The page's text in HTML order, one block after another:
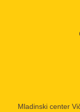
Mladinski center